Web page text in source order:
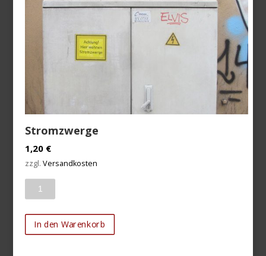
Stromzwerge
1,20 €
zzgl.Versandkosten
In den Warenkorb